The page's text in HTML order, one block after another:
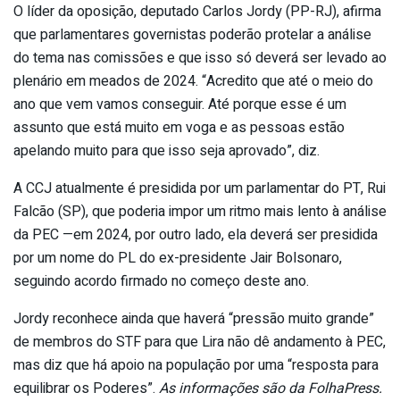
O líder da oposição, deputado Carlos Jordy (PP-RJ), afirma
que parlamentares governistas poderão protelar a análise
do tema nas comissões e que isso só deverá ser levado ao
plenário em meados de 2024. “Acredito que até o meio do
ano que vem vamos conseguir. Até porque esse é um
assunto que está muito em voga e as pessoas estão
apelando muito para que isso seja aprovado”, diz.
A CCJ atualmente é presidida por um parlamentar do PT, Rui
Falcão (SP), que poderia impor um ritmo mais lento à análise
da PEC —em 2024, por outro lado, ela deverá ser presidida
por um nome do PL do ex-presidente Jair Bolsonaro,
seguindo acordo firmado no começo deste ano.
Jordy reconhece ainda que haverá “pressão muito grande”
de membros do STF para que Lira não dê andamento à PEC,
mas diz que há apoio na população por uma “resposta para
equilibrar os Poderes”. As informações são da FolhaPress.